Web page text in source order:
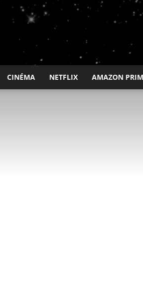
CINÉMA NETFLIX AMAZON